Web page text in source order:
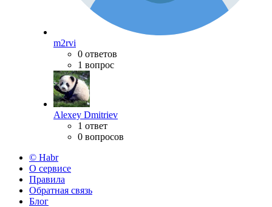
m2rvi
0 ответов
1 вопрос
Alexey Dmitriev
1 ответ
0 вопросов
© Habr
О сервисе
Правила
Обратная связь
Блог